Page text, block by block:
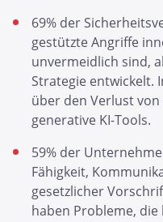
69% der
gestützte Angriffe
unvermeidlich sind,
Strategie entwickelt.
über den Verlust
generative KI-Tools.
59% der
Fähigkeit,
gesetzlicher
haben Probleme,